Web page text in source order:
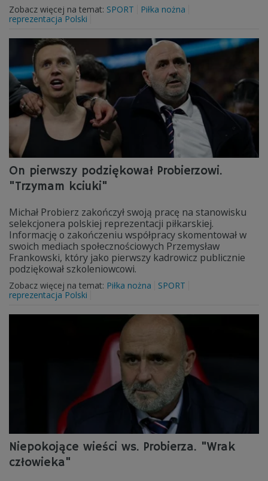
Zobacz więcej na temat: SPORT
Piłka nożna
reprezentacja Polski
On pierwszy podziękował Probierzowi.
"Trzymam kciuki"
Michał Probierz zakończył swoją pracę na stanowisku
selekcjonera polskiej reprezentacji piłkarskiej.
Informację o zakończeniu współpracy skomentował w
swoich mediach społecznościowych Przemysław
Frankowski, który jako pierwszy kadrowicz publicznie
podziękował szkoleniowcowi.
Zobacz więcej na temat: Piłka nożna
SPORT
reprezentacja Polski
Niepokojące wieści ws. Probierza. "Wrak
człowieka"